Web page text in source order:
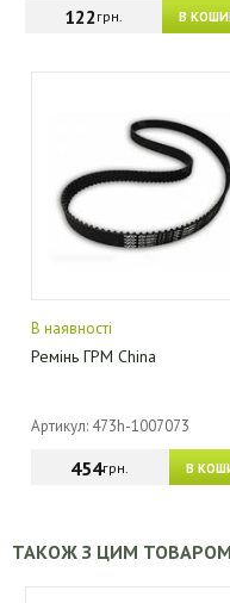
В
122грн.
В наявності
Ремінь ГРМ China
Артикул: 473h-1007073
В
454грн.
ТАКОЖ З ЦИМ